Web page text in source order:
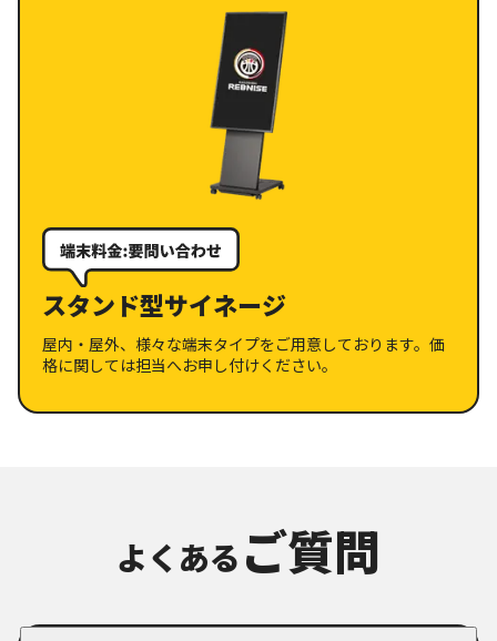
スタンド型サイネージ
屋内・屋外、様々な端末タイプをご用意しております。価
格に関しては担当へお申し付けください。
よくある ご質問